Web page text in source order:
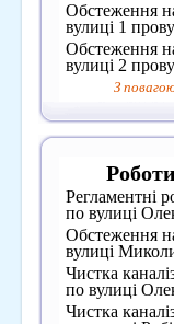
Обстеження
вулиці 1
Обстеження
вулиці 2
З
Регламентні
по вулиці
Обстеження
вулиці
Чистка
по вулиці
Чистка